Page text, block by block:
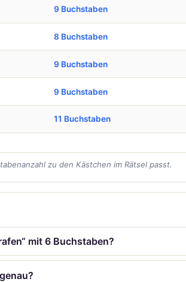
9 Buchstaben
8 Buchstaben
9 Buchstaben
9 Buchstaben
11 Buchstaben
zu den Kästchen im Rätsel passt.
mit 6 Buchstaben?